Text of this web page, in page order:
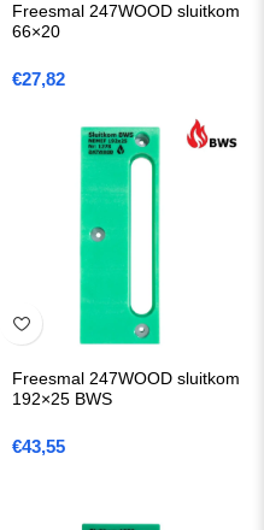
Freesmal 247WOOD sluitkom
66×20
€27,82
Freesmal 247WOOD sluitkom
192×25 BWS
€43,55